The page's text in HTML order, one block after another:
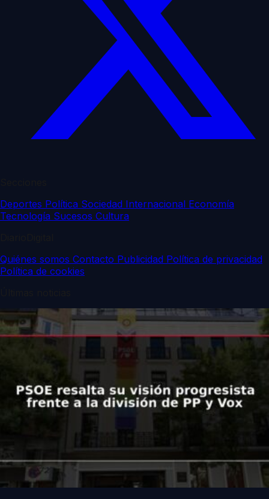
Deportes Política Sociedad Internacional Economía
Tecnología Sucesos Cultura
Quiénes somos Contacto Publicidad Política de privacidad
Política de cookies